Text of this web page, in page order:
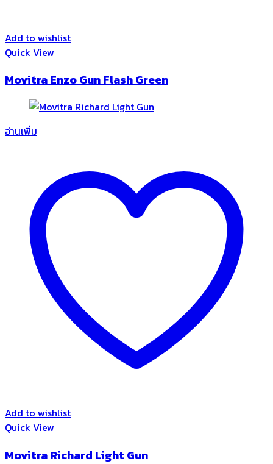
Add to wishlist
Quick View
Movitra Enzo Gun Flash Green
อ่านเพิ่ม
Add to wishlist
Quick View
Movitra Richard Light Gun